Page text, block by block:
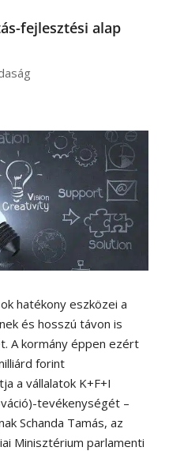
fejlesztési alap
hatékony eszközei a
és hosszú távon is
A kormány éppen ezért
forint
a vállalatok K+F+I
tevékenységét –
Schanda Tamás, az
Minisztérium parlamenti